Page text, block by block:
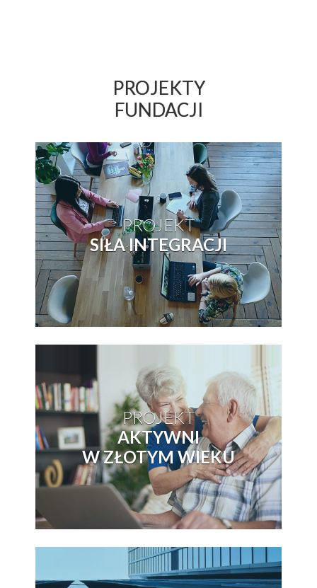
PROJEKTY
FUNDACJI
PROJEKT
SIŁA INTEGRACJI
PROJEKT
AKTYWNI
W ZŁOTYM WIEKU